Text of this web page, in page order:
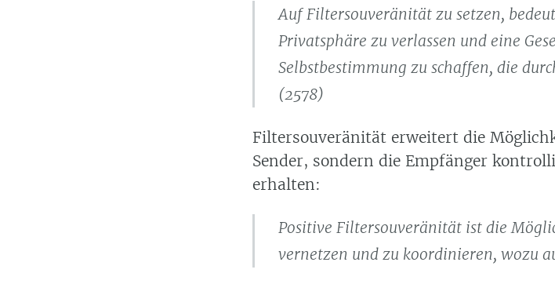
Auf Filtersouveränität zu setzen,
Privatsphäre zu verlassen und eine
Selbstbestimmung zu schaffen, die
(2578)
Filtersouveränität erweitert die
Sender, sondern die Empfänger
erhalten:
Positive Filtersouveränität ist die
vernetzen und zu koordinieren, wozu